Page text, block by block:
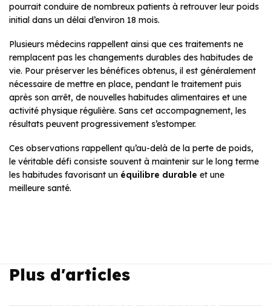
pourrait conduire de nombreux patients à retrouver leur poids
initial dans un délai d’environ 18 mois.
Plusieurs médecins rappellent ainsi que ces traitements ne
remplacent pas les changements durables des habitudes de
vie. Pour préserver les bénéfices obtenus, il est généralement
nécessaire de mettre en place, pendant le traitement puis
après son arrêt, de nouvelles habitudes alimentaires et une
activité physique régulière. Sans cet accompagnement, les
résultats peuvent progressivement s’estomper.
Ces observations rappellent qu’au-delà de la perte de poids,
le véritable défi consiste souvent à maintenir sur le long terme
les habitudes favorisant un équilibre durable et une
meilleure santé.
Plus d'articles